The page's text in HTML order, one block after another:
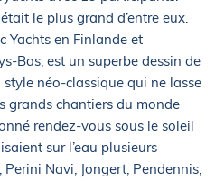
le plus grand d’entre eux.
Yachts en Finlande et
Bas, est un superbe dessin de
néo-classique qui ne lasse
grands chantiers du monde
rendez-vous sous le soleil
sur l’eau plusieurs
Navi, Jongert, Pendennis,